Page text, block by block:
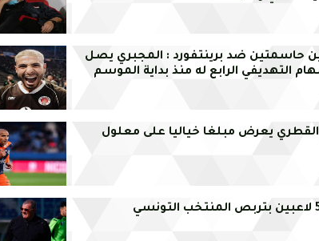
حاسمتين ضد برينتفورد : المجبري يصل
التهديفي الرابع له منذ بداية الموسم
القطري يعرض مبلغا خياليا على معلول